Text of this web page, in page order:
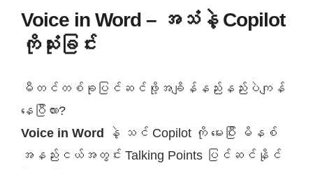
Voice in Word – အသံနဲ့ Copilot
ကိုသုံးခြင်း
မီတင်တစ်ခုပြင်ဆင်ဖို့အချိန်နည်းနည်းပဲကျန်
နေပြီလား?
Voice in Word
နဲ့ သင် Copilot ကို မေးပြီး မိနစ်
အနည်းငယ်အတွင်း Talking Points ပြင်ဆင်နိုင်